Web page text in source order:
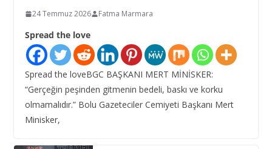
24 Temmuz 2026 Fatma Marmara
Spread the love
Spread the loveBGC BAŞKANI MERT MİNİSKER:
“Gerçeğin peşinden gitmenin bedeli, baskı ve korku
olmamalıdır.” Bolu Gazeteciler Cemiyeti Başkanı Mert
Minisker,